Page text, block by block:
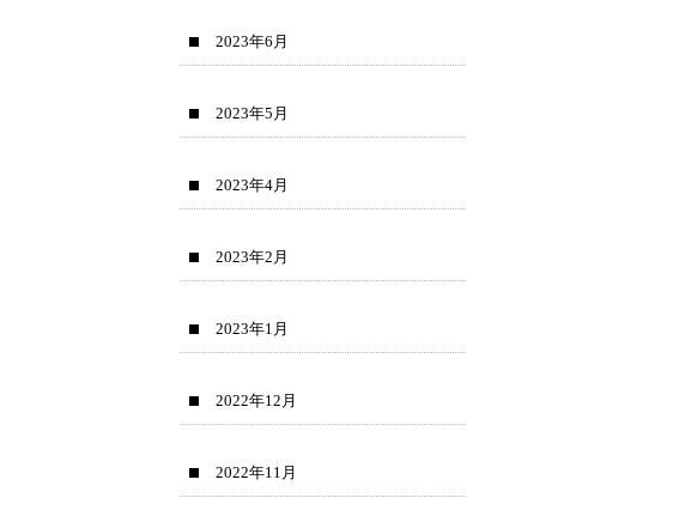
2023年6月
2023年5月
2023年4月
2023年2月
2023年1月
2022年12月
2022年11月